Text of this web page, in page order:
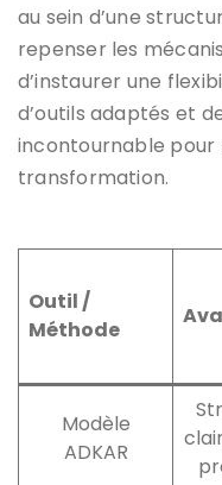
au sein d’une
repenser les
d’instaurer une
d’outils adaptés et
incontournable pour
transformation.
Outil /
Méthode
Modèle
ADKAR